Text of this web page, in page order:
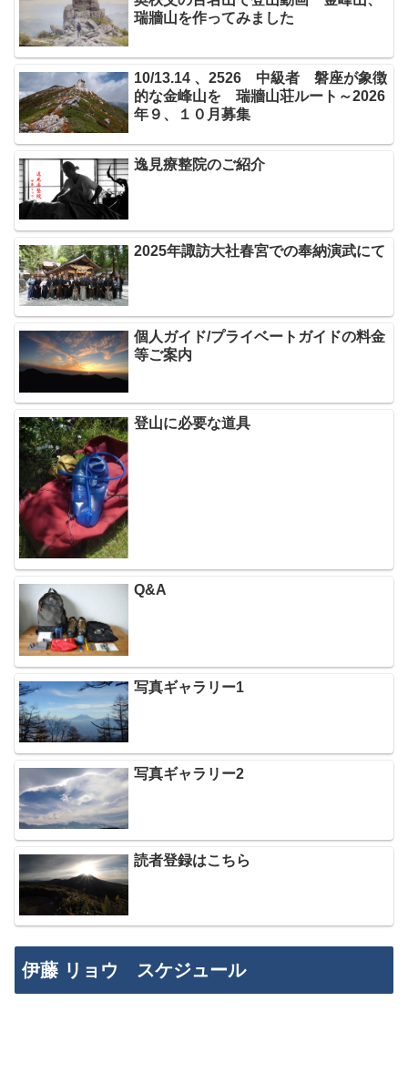
瑞牆山を作ってみました
10/13.14 、2526 中級者 磐座が象徴
的な金峰山を 瑞牆山荘ルート～2026
年９、１０月募集
逸見療整院のご紹介
2025年諏訪大社春宮での奉納演武にて
個人ガイド/プライベートガイドの料金
等ご案内
登山に必要な道具
Q&A
写真ギャラリー1
写真ギャラリー2
読者登録はこちら
伊藤 リョウ スケジュール